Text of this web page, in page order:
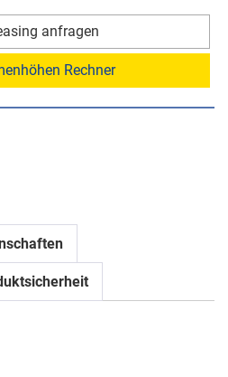
anfragen
Rechner